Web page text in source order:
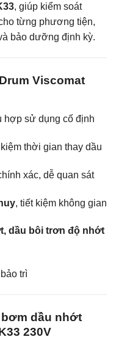
, giúp kiểm soát
từng phương tiện,
bảo dưỡng định kỳ.
Viscomat
hợp sử dụng cố định
kiệm thời gian thay dầu
xác, dễ quan sát
, tiết kiệm không gian
dầu bôi trơn độ nhớt
trì
dầu nhớt
230V